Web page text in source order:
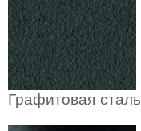
Графитовая сталь